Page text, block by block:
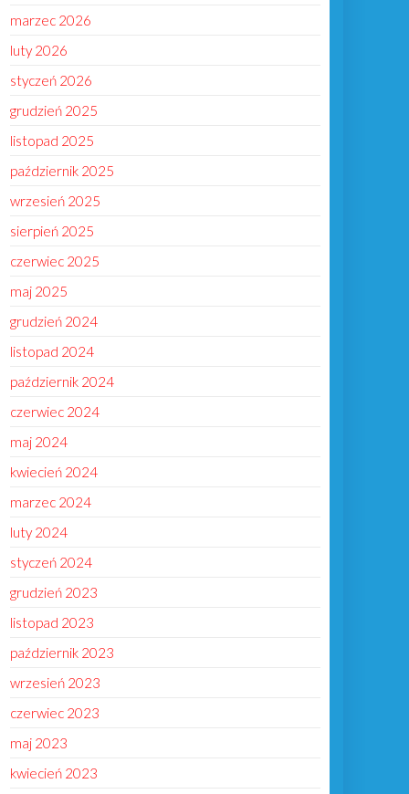
marzec 2026
luty 2026
styczeń 2026
grudzień 2025
listopad 2025
październik 2025
wrzesień 2025
sierpień 2025
czerwiec 2025
maj 2025
grudzień 2024
listopad 2024
październik 2024
czerwiec 2024
maj 2024
kwiecień 2024
marzec 2024
luty 2024
styczeń 2024
grudzień 2023
listopad 2023
październik 2023
wrzesień 2023
czerwiec 2023
maj 2023
kwiecień 2023